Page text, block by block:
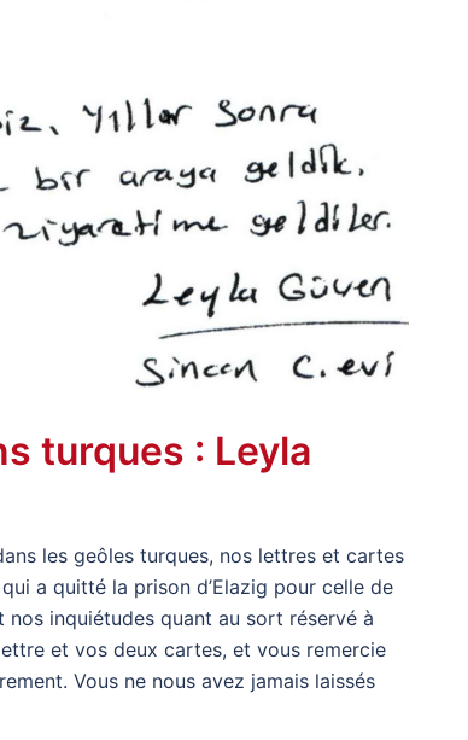
turques : Leyla
les geôles turques, nos lettres et cartes
a quitté la prison d’Elazig pour celle de
inquiétudes quant au sort réservé à
et vos deux cartes, et vous remercie
Vous ne nous avez jamais laissés